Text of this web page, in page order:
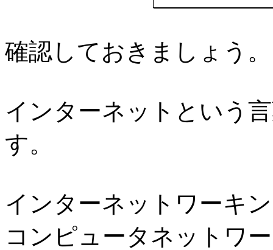
確認しておきましょう。
インターネットという
す。
インターネットワーキ
コンピュータネットワ